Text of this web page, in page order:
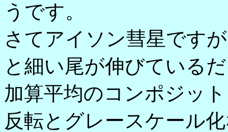
うです。
さてアイソン彗星です
と細い尾が伸びている
加算平均のコンポジッ
反転とグレースケール